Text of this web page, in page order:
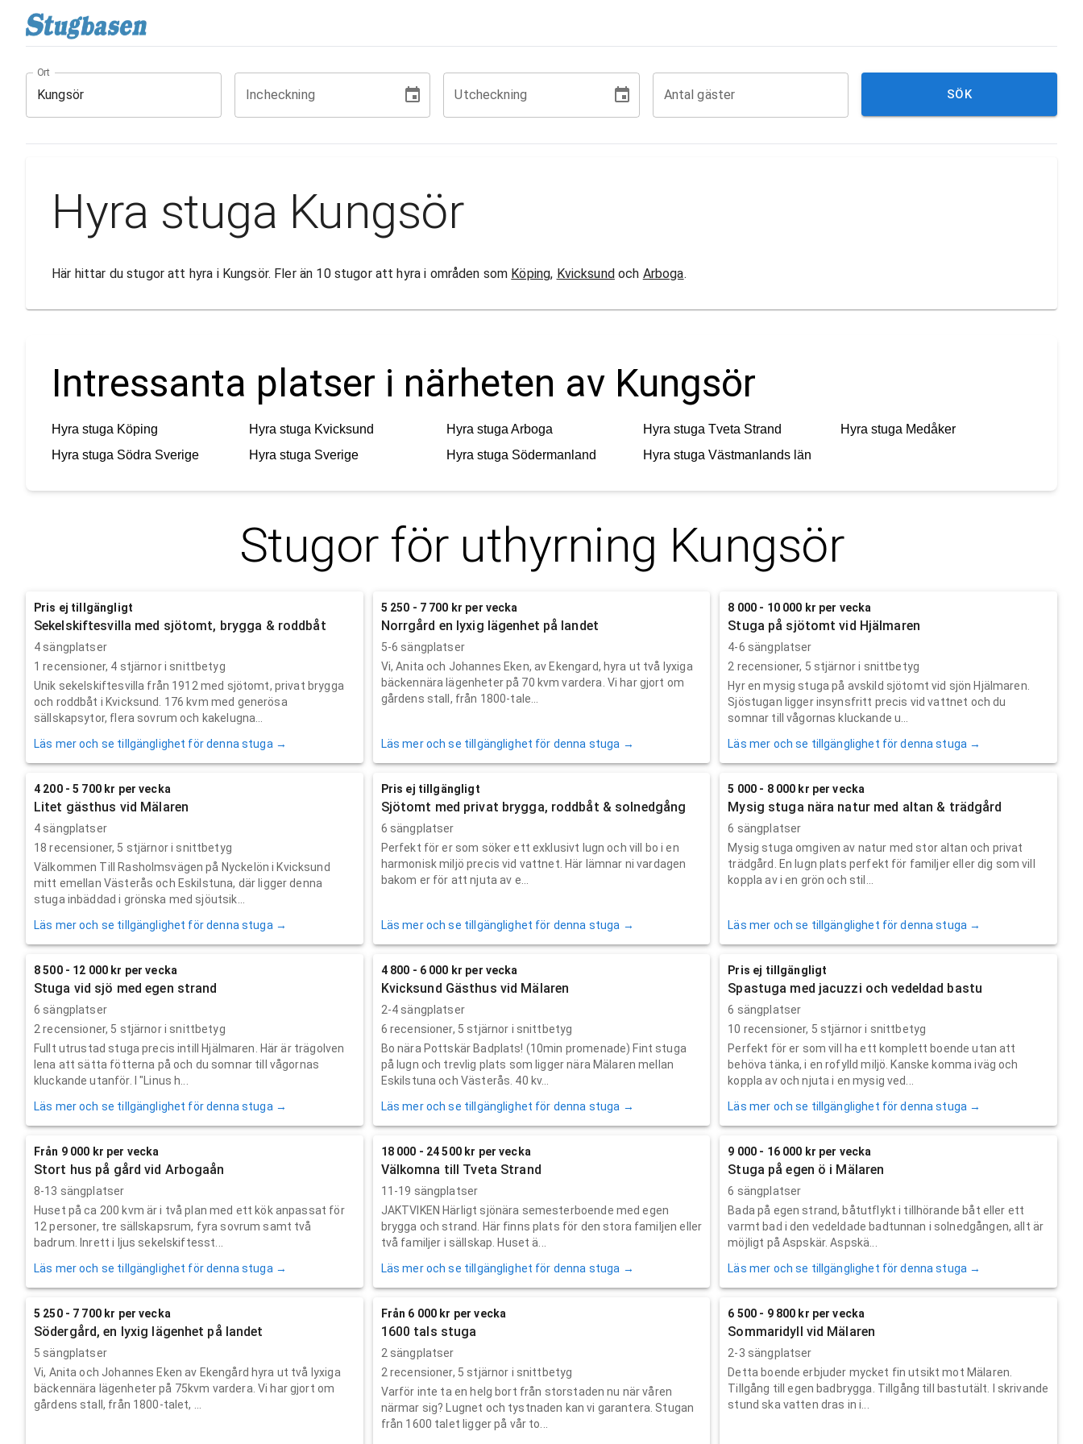
Ort
Incheckning Utcheckning Antal gäster SÖK
Hyra stuga Kungsör
Här hittar du stugor att hyra i Kungsör. Fler än 10 stugor att hyra i områden som Köping, Kvicksundoch Arboga.
Intressanta platser i närheten av Kungsör
Hyra stuga Köping Hyra stuga Kvicksund Hyra stuga Arboga Hyra stuga Tveta Strand Hyra stuga Medåker
Hyra stuga Södra Sverige Hyra stuga Sverige Hyra stuga Södermanland Hyra stuga Västmanlands län
Stugor för uthyrning Kungsör
Pris ej tillgängligt
Sekelskiftesvilla med sjötomt, brygga & roddbåt
4 sängplatser
1 recensioner, 4 stjärnor i snittbetyg
Unik sekelskiftesvilla från 1912 med sjötomt, privat brygga
och roddbåt i Kvicksund. 176 kvm med generösa
sällskapsytor, flera sovrum och kakelugna...
Läs mer och se tillgänglighet för denna stuga →
5 250 - 7 700 kr per vecka
Norrgård en lyxig lägenhet på landet
5-6 sängplatser
Vi, Anita och Johannes Eken, av Ekengard, hyra ut två lyxiga
bäckennära lägenheter på 70 kvm vardera. Vi har gjort om
gårdens stall, från 1800-tale...
Läs mer och se tillgänglighet för denna stuga →
8 000 - 10 000 kr per vecka
Stuga på sjötomt vid Hjälmaren
4-6 sängplatser
2 recensioner, 5 stjärnor i snittbetyg
Hyr en mysig stuga på avskild sjötomt vid sjön Hjälmaren.
Sjöstugan ligger insynsfritt precis vid vattnet och du
somnar till vågornas kluckande u...
Läs mer och se tillgänglighet för denna stuga →
4 200 - 5 700 kr per vecka
Litet gästhus vid Mälaren
4 sängplatser
18 recensioner, 5 stjärnor i snittbetyg
Välkommen Till Rasholmsvägen på Nyckelön i Kvicksund
mitt emellan Västerås och Eskilstuna, där ligger denna
stuga inbäddad i grönska med sjöutsik...
Läs mer och se tillgänglighet för denna stuga →
Pris ej tillgängligt
Sjötomt med privat brygga, roddbåt & solnedgång
6 sängplatser
Perfekt för er som söker ett exklusivt lugn och vill bo i en
harmonisk miljö precis vid vattnet. Här lämnar ni vardagen
bakom er för att njuta av e...
Läs mer och se tillgänglighet för denna stuga →
5 000 - 8 000 kr per vecka
Mysig stuga nära natur med altan & trädgård
6 sängplatser
Mysig stuga omgiven av natur med stor altan och privat
trädgård. En lugn plats perfekt för familjer eller dig som vill
koppla av i en grön och stil...
Läs mer och se tillgänglighet för denna stuga →
8 500 - 12 000 kr per vecka
Stuga vid sjö med egen strand
6 sängplatser
2 recensioner, 5 stjärnor i snittbetyg
Fullt utrustad stuga precis intill Hjälmaren. Här är trägolven
lena att sätta fötterna på och du somnar till vågornas
kluckande utanför. I "Linus h...
Läs mer och se tillgänglighet för denna stuga →
4 800 - 6 000 kr per vecka
Kvicksund Gästhus vid Mälaren
2-4 sängplatser
6 recensioner, 5 stjärnor i snittbetyg
Bo nära Pottskär Badplats! (10min promenade) Fint stuga
på lugn och trevlig plats som ligger nära Mälaren mellan
Eskilstuna och Västerås. 40 kv...
Läs mer och se tillgänglighet för denna stuga →
Pris ej tillgängligt
Spastuga med jacuzzi och vedeldad bastu
6 sängplatser
10 recensioner, 5 stjärnor i snittbetyg
Perfekt för er som vill ha ett komplett boende utan att
behöva tänka, i en rofylld miljö. Kanske komma iväg och
koppla av och njuta i en mysig ved...
Läs mer och se tillgänglighet för denna stuga →
Från 9 000 kr per vecka
Stort hus på gård vid Arbogaån
8-13 sängplatser
Huset på ca 200 kvm är i två plan med ett kök anpassat för
12 personer, tre sällskapsrum, fyra sovrum samt två
badrum. Inrett i ljus sekelskiftesst...
Läs mer och se tillgänglighet för denna stuga →
18 000 - 24 500 kr per vecka
Välkomna till Tveta Strand
11-19 sängplatser
JAKTVIKEN Härligt sjönära semesterboende med egen
brygga och strand. Här finns plats för den stora familjen eller
två familjer i sällskap. Huset ä...
Läs mer och se tillgänglighet för denna stuga →
9 000 - 16 000 kr per vecka
Stuga på egen ö i Mälaren
6 sängplatser
Bada på egen strand, båtutflykt i tillhörande båt eller ett
varmt bad i den vedeldade badtunnan i solnedgången, allt är
möjligt på Aspskär. Aspskä...
Läs mer och se tillgänglighet för denna stuga →
5 250 - 7 700 kr per vecka
Södergård, en lyxig lägenhet på landet
5 sängplatser
Vi, Anita och Johannes Eken av Ekengård hyra ut två lyxiga
bäckennära lägenheter på 75kvm vardera. Vi har gjort om
gårdens stall, från 1800-talet, ...
Från 6 000 kr per vecka
1600 tals stuga
2 sängplatser
2 recensioner, 5 stjärnor i snittbetyg
Varför inte ta en helg bort från storstaden nu när våren
närmar sig? Lugnet och tystnaden kan vi garantera. Stugan
från 1600 talet ligger på vår to...
6 500 - 9 800 kr per vecka
Sommaridyll vid Mälaren
2-3 sängplatser
Detta boende erbjuder mycket fin utsikt mot Mälaren.
Tillgång till egen badbrygga. Tillgång till bastutält. I skrivande
stund ska vatten dras in i...